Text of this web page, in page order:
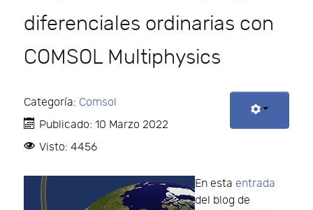
diferenciales ordinarias con
COMSOL Multiphysics
Categoría: Comsol
Publicado: 10 Marzo 2022
Visto: 4456
En esta entrada
del blog de